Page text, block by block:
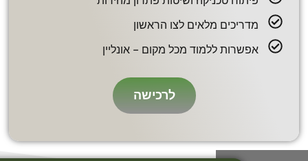
מדריכים מלאים לצו הראשון
אפשרות ללמוד מכל מקום – אונליין
לרכישה